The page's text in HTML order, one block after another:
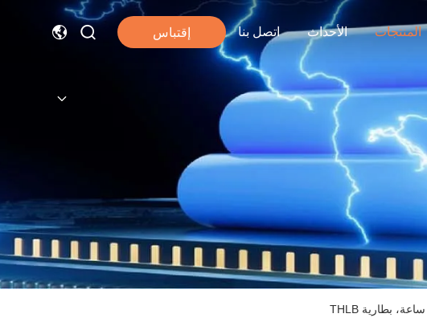
المنتجات الأحداث اتصل بنا إقتباس